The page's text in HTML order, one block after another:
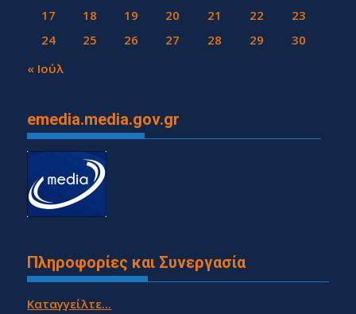
17
18 19 20 21 22
23
24
25 26 27 28 29
30
31
« Ιούλ
emedia.media.gov.gr
Πληροφορίες και Συνεργασία
Καταγγείλτε...